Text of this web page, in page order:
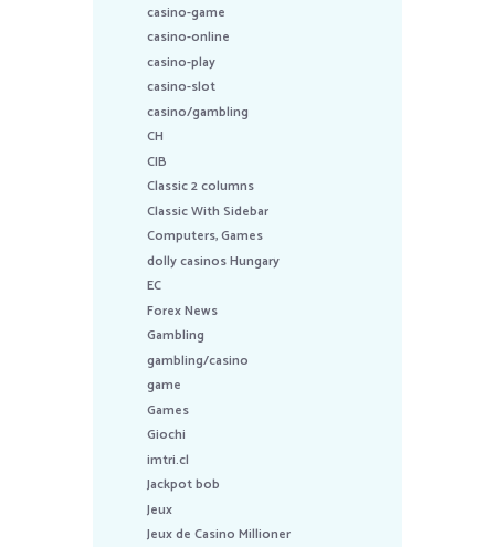
casino-game
casino-online
casino-play
casino-slot
casino/gambling
CH
CIB
Classic 2 columns
Classic With Sidebar
Computers, Games
dolly casinos Hungary
EC
Forex News
Gambling
gambling/casino
game
Games
Giochi
imtri.cl
Jackpot bob
Jeux
Jeux de Casino Millioner